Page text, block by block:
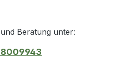
Beratung unter:
8009943